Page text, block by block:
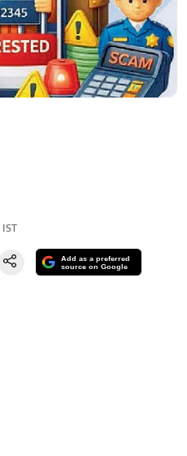
IST
Add as a preferred
source on Google